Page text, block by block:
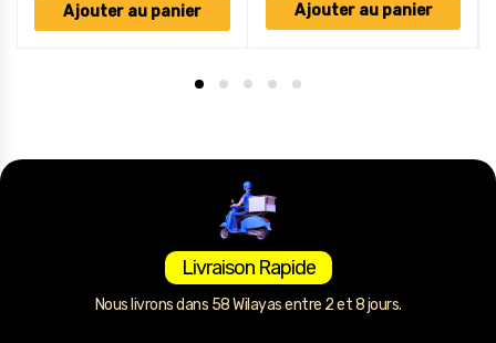
Ajouter au panier Ajouter au panier
Livraison Rapide
Nous livrons dans 58 Wilayas entre 2 et 8 jours.